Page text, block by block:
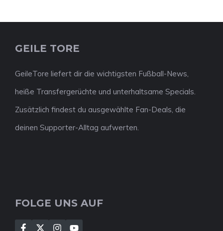
GEILE TORE
GeileTore liefert dir die wichtigsten Fußball-News,
heiße Transfergerüchte und unterhaltsame Specials.
Zusätzlich findest du ausgewählte Fan-Deals, die
deinen Supporter-Alltag aufwerten.
FOLGE UNS AUF